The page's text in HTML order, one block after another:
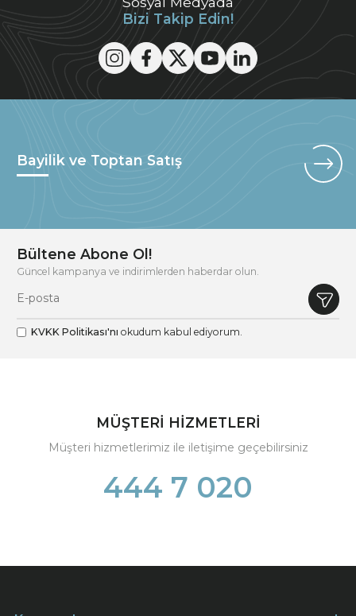
Bizi Takip Edin!
Bayilik ve Toptan Satış
Bültene Abone Ol!
Güncel kampanya ve indirimlerden haberdar olun.
KVKK Politikası'nı okudum kabul ediyorum.
MÜŞTERİ HİZMETLERİ
Müşteri hizmetlerimiz ile iletişime geçebilirsiniz
444 7 020